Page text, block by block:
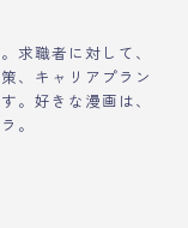
求職者に対して、
、キャリアプラン
。好きな漫画は、
。